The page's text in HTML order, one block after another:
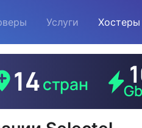
Услуги Хостеры